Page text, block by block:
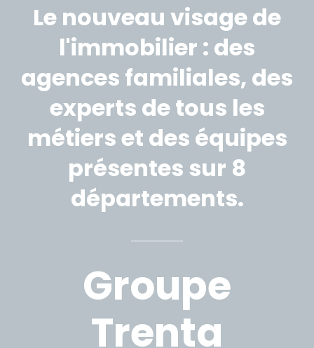
Le nouveau visage de
l'immobilier : des
agences familiales, des
experts de tous les
métiers et des équipes
présentes sur 8
départements.
Groupe
Trenta